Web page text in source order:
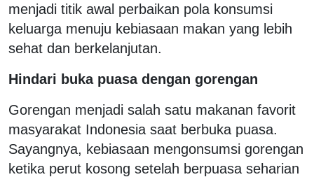
menjadi titik awal perbaikan pola konsumsi
keluarga menuju kebiasaan makan yang lebih
sehat dan berkelanjutan.
Hindari buka puasa dengan gorengan
Gorengan menjadi salah satu makanan favorit
masyarakat Indonesia saat berbuka puasa.
Sayangnya, kebiasaan mengonsumsi gorengan
ketika perut kosong setelah berpuasa seharian